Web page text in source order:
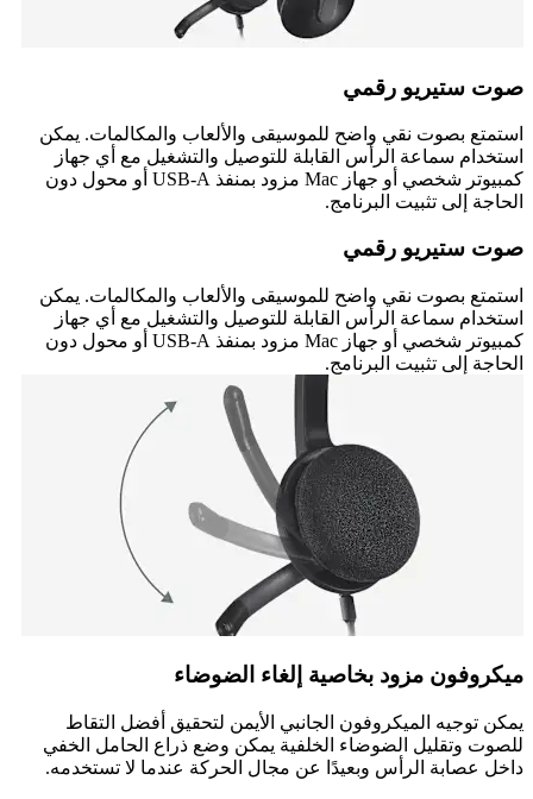
صوت ستيريو رقمي
استمتع بصوت نقي واضح للموسيقى والألعاب والمكالمات. يمكن
استخدام سماعة الرأس القابلة للتوصيل والتشغيل مع أي جهاز
كمبيوتر شخصي أو جهاز Mac مزود بمنفذ USB-A أو محول دون
الحاجة إلى تثبيت البرنامج.
صوت ستيريو رقمي
استمتع بصوت نقي واضح للموسيقى والألعاب والمكالمات. يمكن
استخدام سماعة الرأس القابلة للتوصيل والتشغيل مع أي جهاز
كمبيوتر شخصي أو جهاز Mac مزود بمنفذ USB-A أو محول دون
الحاجة إلى تثبيت البرنامج.
ميكروفون مزود بخاصية إلغاء الضوضاء
يمكن توجيه الميكروفون الجانبي الأيمن لتحقيق أفضل التقاط
للصوت وتقليل الضوضاء الخلفية يمكن وضع ذراع الحامل الخفي
داخل عصابة الرأس وبعيدًا عن مجال الحركة عندما لا تستخدمه.